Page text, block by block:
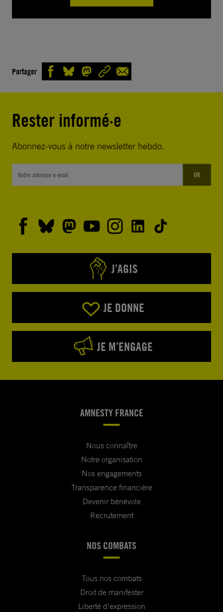
Partager
Rester informé·e
Abonnez-vous à notre newsletter hebdo.
OK
J’AGIS
JE DONNE
JE M’ENGAGE
AMNESTY FRANCE
Nous connaître
Notre organisation
Nos engagements
Transparence financière
Devenir bénévole
Recrutement
NOS COMBATS
Tous nos combats
Droit de manifester
Liberté d'expression